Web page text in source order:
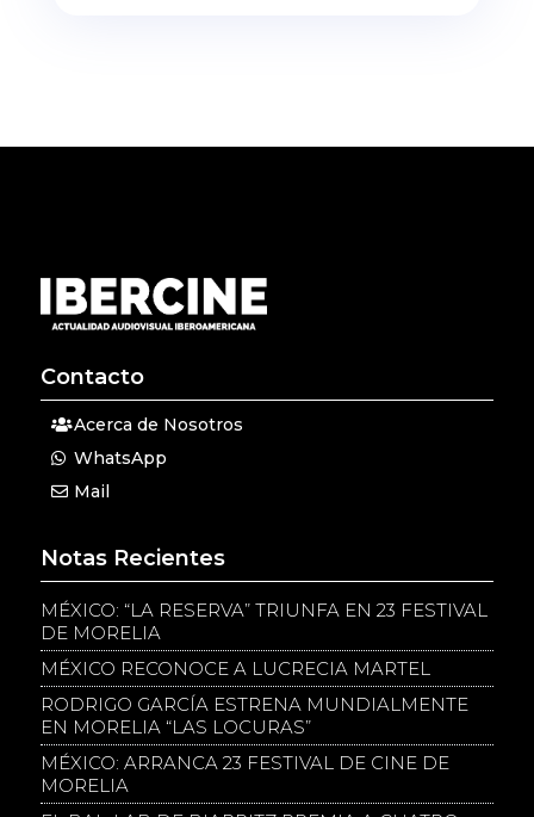
Contacto
Acerca de Nosotros
WhatsApp
Mail
Notas Recientes
MÉXICO: “LA RESERVA” TRIUNFA EN 23 FESTIVAL
DE MORELIA
MÉXICO RECONOCE A LUCRECIA MARTEL
RODRIGO GARCÍA ESTRENA MUNDIALMENTE
EN MORELIA “LAS LOCURAS”
MÉXICO: ARRANCA 23 FESTIVAL DE CINE DE
MORELIA